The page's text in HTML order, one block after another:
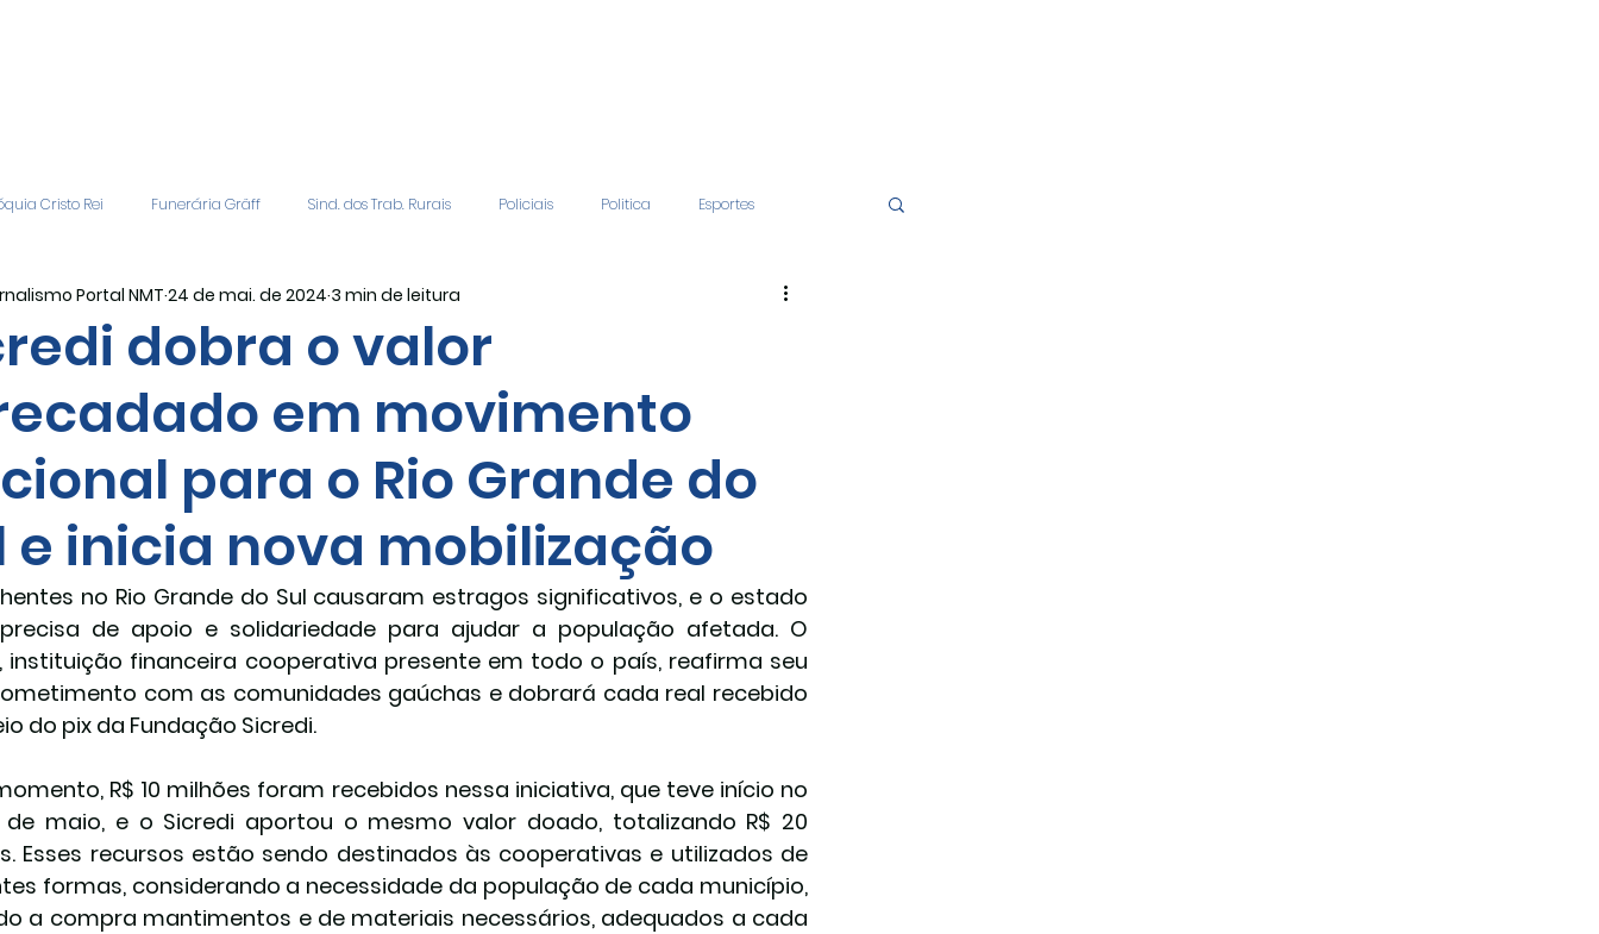
Cristo Rei Funerária Gräff Sind. dos Trab. Rurais Policiais Politica Esportes
Geral Patrocinadores Vagas de Emprego
Covic-19 Adriane Veiga - Finanças Economia
dobra o valor
em movimento
para o Rio Grande do
e inicia nova mobilização
Portal NMT 24 de mai. de 2024 3 min de leitura
no Rio Grande do Sul causaram estragos significativos, e o estado
de apoio e solidariedade para ajudar a população afetada. O
instituição financeira cooperativa presente em todo o país, reafirma seu
com as comunidades gaúchas e dobrará cada real recebido
do pix da Fundação Sicredi.
R$ 10 milhões foram recebidos nessa iniciativa, que teve início no
maio, e o Sicredi aportou o mesmo valor doado, totalizando R$ 20
Esses recursos estão sendo destinados às cooperativas e utilizados de
formas, considerando a necessidade da população de cada município,
a compra mantimentos e de materiais necessários, adequados a cada